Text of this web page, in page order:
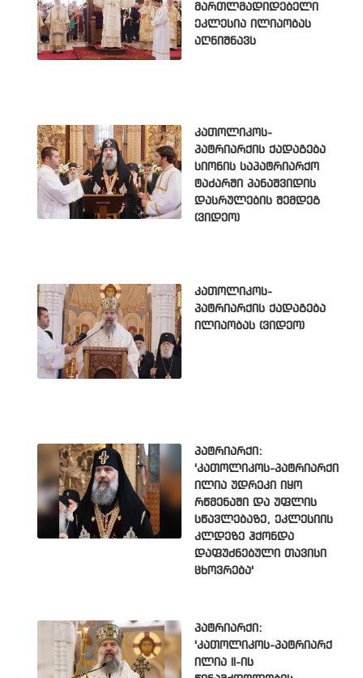
მართლმადიდებელი
ეკლესია ილიაობას
აღნიშნავს
კათოლიკოს-
პატრიარქის ქადაგება
სიონის საპატრიარქო
ტაძარში პანაშვიდის
დასრულების შემდეგ
(ვიდეო)
კათოლიკოს-
პატრიარქის ქადაგება
ილიაობას (ვიდეო)
პატრიარქი:
'კათოლიკოს-პატრიარქი
ილია უდრეკი იყო
რწმენაში და უფლის
სწავლებაზე, ეკლესიის
კლდეზე ჰქონდა
დაფუძნებული თავისი
ცხოვრება'
პატრიარქი:
'კათოლიკოს-პატრიარქ
ილია II-ის